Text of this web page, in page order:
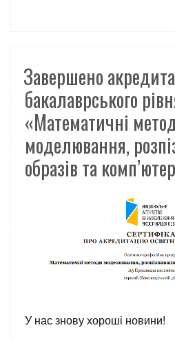
Завершено
бакалаврського
«Математичні
моделювання,
образів та
У нас знову хороші новини!